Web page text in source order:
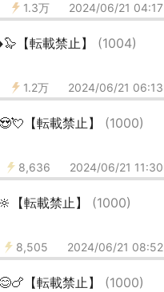
1.3万 2024/06/21 04:17
【転載禁止】 (1004)
1.2万 2024/06/21 06:13
【転載禁止】 (1000)
8,636 2024/06/21 11:30
【転載禁止】 (1000)
8,505 2024/06/21 08:52
【転載禁止】 (1000)